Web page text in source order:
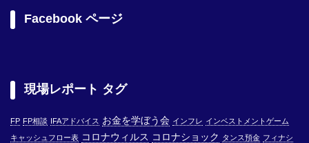
Facebook ページ
現場レポート タグ
FP FP相談 IFAアドバイス お金を学ぼう会 インフレ インベストメントゲーム
キャッシュフロー表 コロナウィルス コロナショック タンス預金 フィナシ